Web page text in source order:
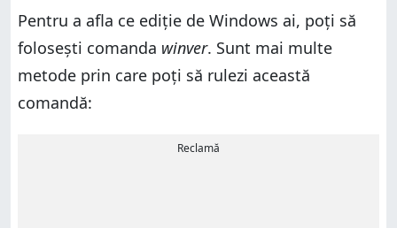
Pentru a afla ce ediție de Windows ai, poți să
folosești comanda winver. Sunt mai multe
metode prin care poți să rulezi această
comandă:
Reclamă